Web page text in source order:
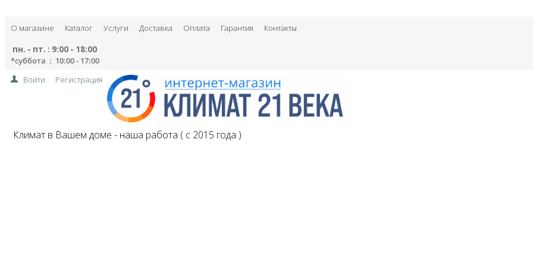
О магазине Каталог Услуги Доставка Оплата Гарантия Контакты
пн. - пт. : 9:00 - 18:00
*суббота : 10:00 - 17:00
Войти
Регистрация
Климат в Вашем доме - наша работа ( с 2015 года )